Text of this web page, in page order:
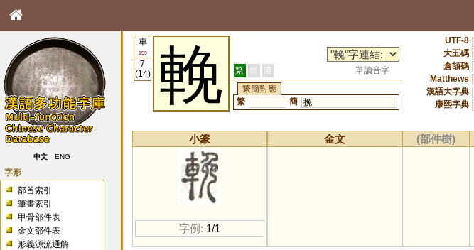
中文 ENG
字形
部首索引
筆畫索引
甲骨部件表
金文部件表
形義源流通解
車
159
7
(14)
輓 繁 簡 港
單讀音字
繁簡對應
繁
簡 挽
UTF-8
大五碼
倉頡碼
Matthews
漢語大字典
康熙字典
小篆
字例: 1/1
金文 (部件樹)